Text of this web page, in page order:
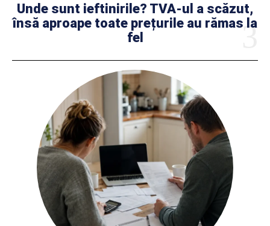
Unde sunt ieftinirile? TVA-ul a scăzut,
însă aproape toate prețurile au rămas la
fel